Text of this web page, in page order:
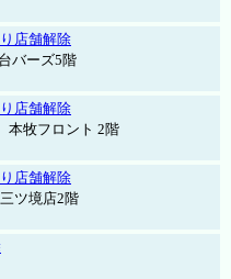
店舗解除
バーズ5階
店舗解除
本牧フロント 2階
店舗解除
ツ境店2階